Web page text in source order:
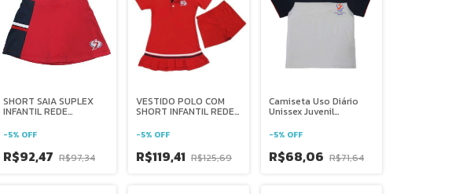
SHORT SAIA SUPLEX
INFANTIL REDE
-5% OFF
R$92,47 R$97,34
VESTIDO POLO COM
SHORT INFANTIL REDE
-5% OFF
R$119,41 R$125,69
Camiseta Uso Diário
Unissex Juvenil
Brasília
-5% OFF
R$68,06 R$71,64